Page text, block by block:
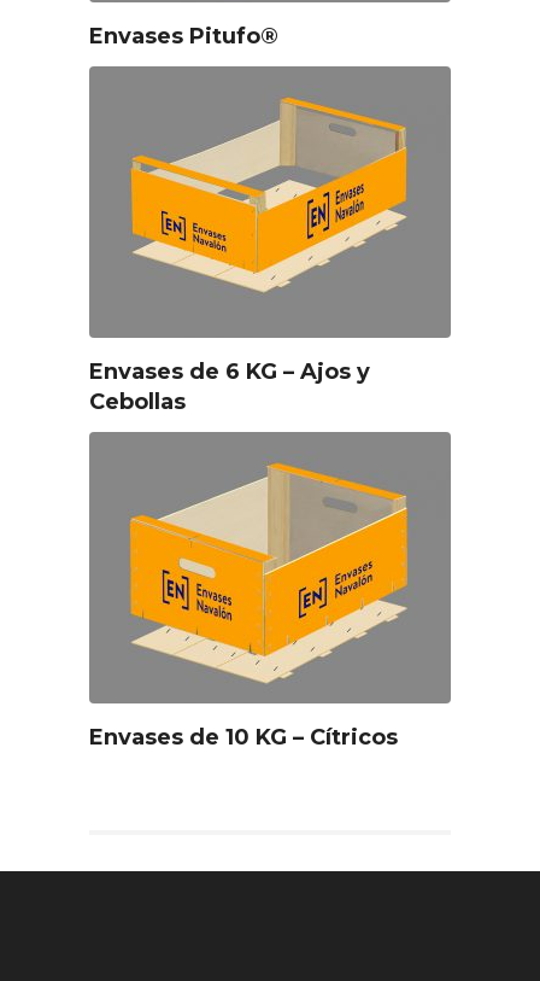
Envases Pitufo®
Envases de 6 KG – Ajos y
Cebollas
Envases de 10 KG – Cítricos